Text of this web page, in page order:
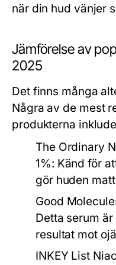
när din hud vänjer
Jämförelse av
2025
Det finns många
Några av de mest
produkterna
The Ordinary
1%: Känd för
gör huden
Good
Detta serum
resultat mot
INKEY List